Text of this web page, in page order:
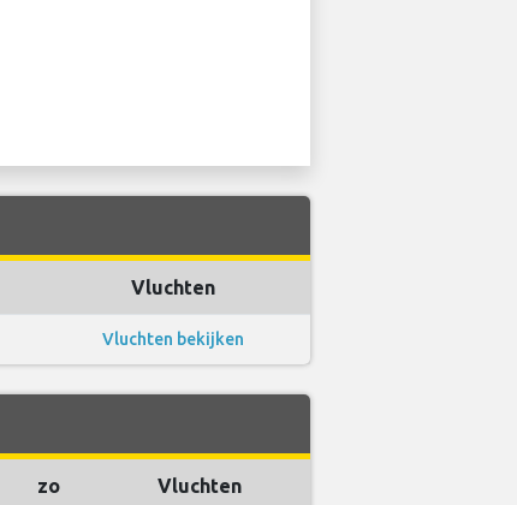
Vluchten
Vluchten bekijken
zo Vluchten